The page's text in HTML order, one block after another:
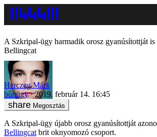
A Szkripal-ügy harmadik orosz gyanúsítottját is
Bellingcat
Herczeg Márk
bűnügy
2019. február 14. 16:45
Megosztás
A Szkripal-ügy újabb orosz gyanúsítottját
Bellingcat brit oknyomozó csoport.